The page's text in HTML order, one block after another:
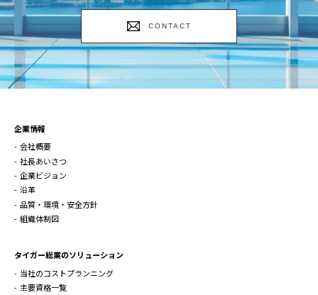
CONTACT
企業情報
会社概要
社長あいさつ
企業ビジョン
沿革
品質・環境・安全方針
組織体制図
タイガー総業のソリューション
当社のコストプランニング
主要資格一覧